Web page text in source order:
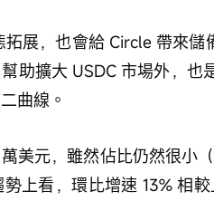
拓展，也會給 Circle 帶來
幫助擴大 USDC 市場外，
曲線。
美元，雖然佔比仍然很小
上看，環比增速 13% 相較